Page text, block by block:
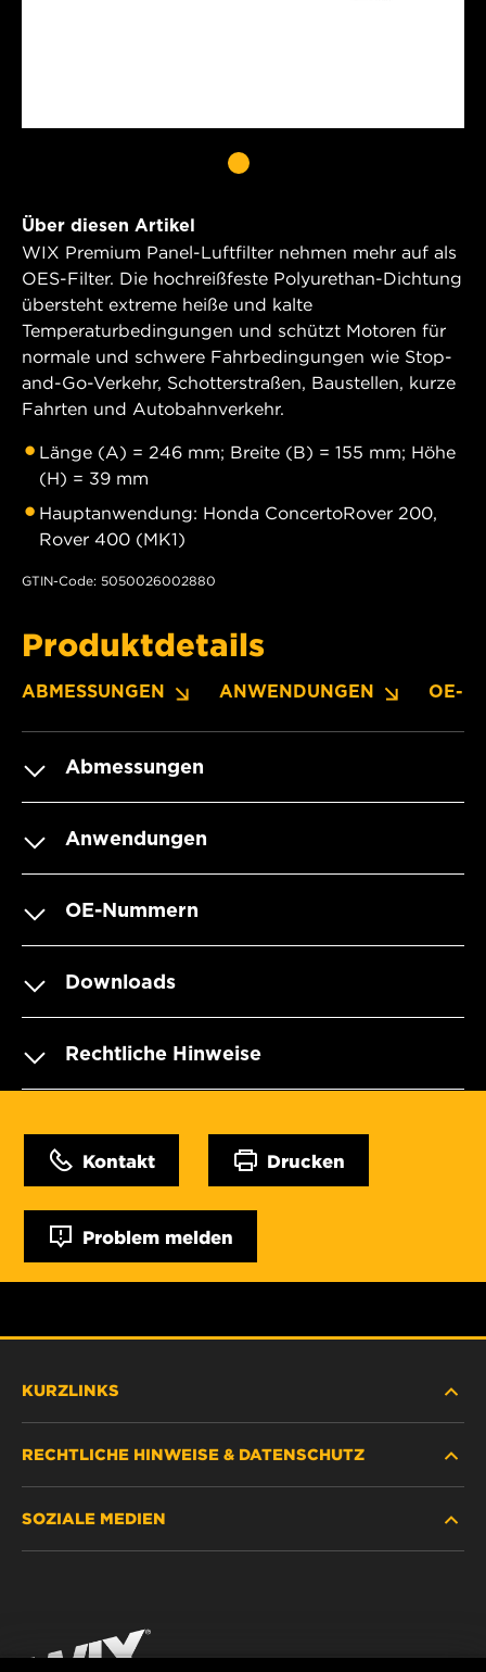
Über diesen Artikel
WIX Premium Panel-Luftfilter nehmen mehr auf als
OES-Filter. Die hochreißfeste Polyurethan-Dichtung
übersteht extreme heiße und kalte
Temperaturbedingungen und schützt Motoren für
normale und schwere Fahrbedingungen wie Stop-
and-Go-Verkehr, Schotterstraßen, Baustellen, kurze
Fahrten und Autobahnverkehr.
Länge (A) = 246 mm; Breite (B) = 155 mm; Höhe
(H) = 39 mm
Hauptanwendung: Honda ConcertoRover 200,
Rover 400 (MK1)
GTIN-Code: 5050026002880
Produktdetails
ABMESSUNGEN ANWENDUNGEN OE-
Abmessungen
Anwendungen
OE-Nummern
Downloads
Rechtliche Hinweise
Kontakt Drucken
Problem melden
KURZLINKS
HÄNDLERSUCHE
KONTAKT
RECHTLICHE HINWEISE & DATENSCHUTZ
IMPRESSUM
SOZIALE MEDIEN
YouTube